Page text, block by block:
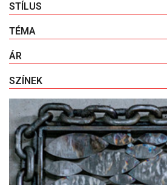
STÍLUS
TÉMA
ÁR
SZÍNEK